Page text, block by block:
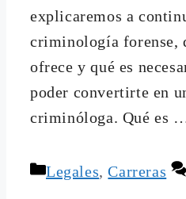
explicaremos a
criminología forense,
ofrece y qué es
poder convertirte en
criminóloga. Qué es
Categorías
Legales,Carreras